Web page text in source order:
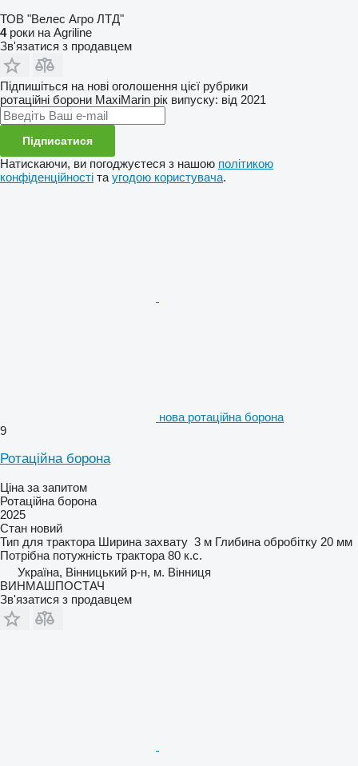
ТОВ "Велес Агро ЛТД"
4роки на Agriline
Зв'язатися з продавцем
Підпишіться на нові оголошення цієї рубрики
ротаційні борони MaxiMarin рік випуску: від 2021
Підписатися
Натискаючи, ви погоджуєтеся з нашою політикою
конфіденційності та угодою користувача.
нова ротаційна борона
9
Ротаційна борона
Ціна за запитом
Ротаційна борона
2025
Стан новий
Тип для трактора Ширина захвату 3 м Глибина обробітку 20 мм
Потрібна потужність трактора 80 к.с.
Україна, Вінницький р-н, м. Вінниця
ВИНМАШПОСТАЧ
Зв'язатися з продавцем